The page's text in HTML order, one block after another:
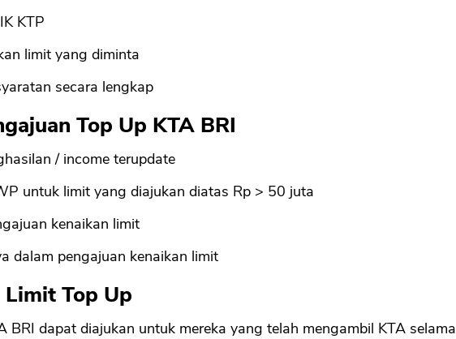
KTP
limit yang diminta
secara lengkap
Top Up KTA BRI
/ income terupdate
untuk limit yang diajukan diatas Rp > 50 juta
kenaikan limit
dalam pengajuan kenaikan limit
Top Up
BRI dapat diajukan untuk mereka yang telah mengambil KTA selama